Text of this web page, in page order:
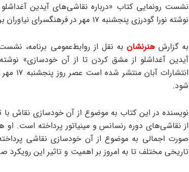
نشست رونمایی کتاب «درباره نقاشی‌های آیدین
نوشته نورا گودرزی پنجشنبه ۱۷ مهر در فرهنگسرای نیاوران برگزار می‌شود.
به گزارشهنرنشان به نقل از روابط‌عمومی برنامه،
آیدین آغداشلو از مشق کردن تا از آن خودسازی»
شود.
نویسنده در این کتاب به موضوع از آن خودسازی نقاش با
از نقاشی‌های دوره رنسانس و مینیاتور پرداخته است.
صورت اجمالی به موضوع از آن خودسازی نقاشی پرداخته
تاریخی مختلف تا به امروز بر اهمیت و تاثیر این